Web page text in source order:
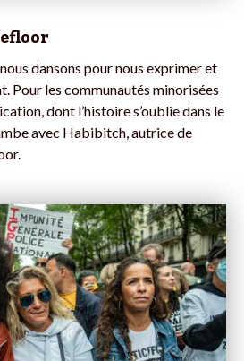
dansons pour nous exprimer et
Pour les communautés minorisées
dont l’histoire s’oublie dans le
avec Habibitch, autrice de